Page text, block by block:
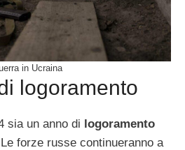
in Ucraina
logoramento
sia un anno di logoramento
forze russe continueranno a